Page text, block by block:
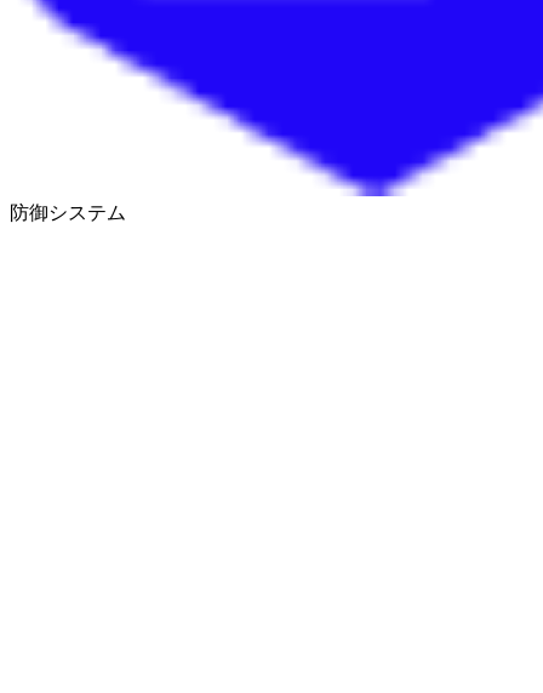
防御システム